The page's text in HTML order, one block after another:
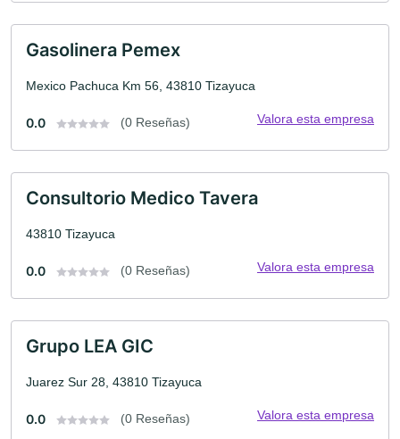
Gasolinera Pemex
Mexico Pachuca Km 56, 43810 Tizayuca
0.0 (0 Reseñas) Valora esta empresa
Consultorio Medico Tavera
43810 Tizayuca
0.0 (0 Reseñas) Valora esta empresa
Grupo LEA GIC
Juarez Sur 28, 43810 Tizayuca
0.0 (0 Reseñas) Valora esta empresa